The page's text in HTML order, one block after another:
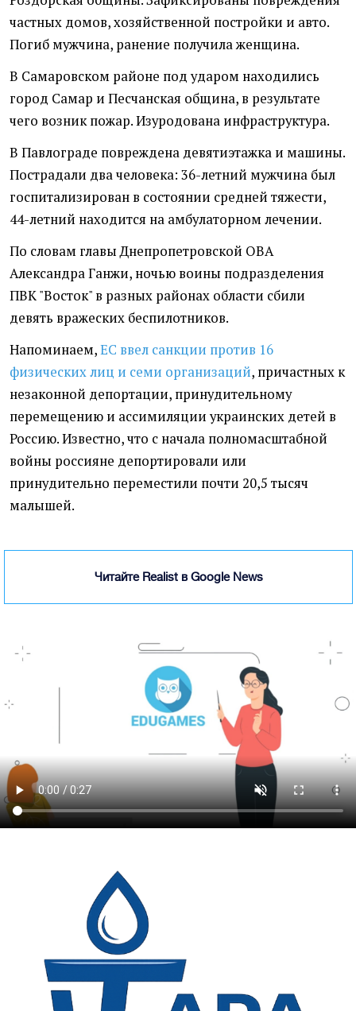
частных домов, хозяйственной постройки и авто.
Погиб мужчина, ранение получила женщина.
В Самаровском районе под ударом находились
город Самар и Песчанская община, в результате
чего возник пожар. Изуродована инфраструктура.
В Павлограде повреждена девятиэтажка и машины.
Пострадали два человека: 36-летний мужчина был
госпитализирован в состоянии средней тяжести,
44-летний находится на амбулаторном лечении.
По словам главы Днепропетровской ОВА
Александра Ганжи, ночью воины подразделения
ПВК "Восток" в разных районах области сбили
девять вражеских беспилотников.
Напоминаем,ЕС ввел санкции против 16
физических лиц и семи организаций, причастных к
незаконной депортации, принудительному
перемещению и ассимиляции украинских детей в
Россию. Известно, что с начала полномасштабной
войны россияне депортировали или
принудительно переместили почти 20,5 тысяч
малышей.
Читайте Realist в Google News